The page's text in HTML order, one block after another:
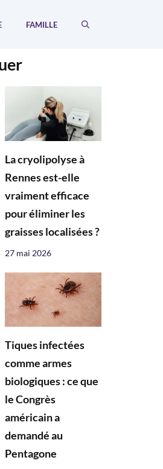
FAMILLE
La cryolipolyse à
Rennes est-elle
vraiment efficace
pour éliminer les
graisses localisées ?
27 mai 2026
Tiques infectées
comme armes
biologiques : ce que
le Congrès
américain a
demandé au
Pentagone